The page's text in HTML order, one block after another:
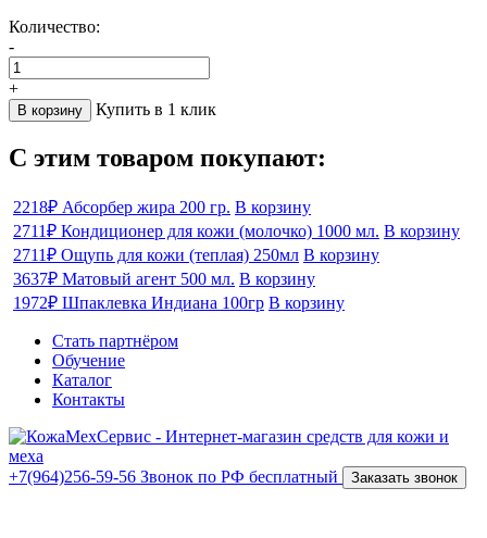
Количество:
-
+
В корзину Купить в 1 клик
С этим товаром покупают:
2218₽ Абсорбер жира 200 гр. В корзину
2711₽ Кондиционер для кожи (молочко) 1000 мл. В корзину
2711₽ Ощупь для кожи (теплая) 250мл В корзину
3637₽ Матовый агент 500 мл. В корзину
1972₽ Шпаклевка Индиана 100гр В корзину
Стать партнёром
Обучение
Каталог
Контакты
+7(964)256-59-56 Звонок по РФ бесплатный Заказать звонок